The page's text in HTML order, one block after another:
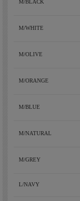
M/BLACK
M/WHITE
M/OLIVE
M/ORANGE
M/BLUE
M/NATURAL
M/GREY
L/NAVY